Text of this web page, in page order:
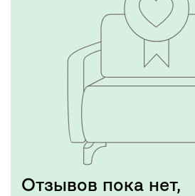
Отзывов пока нет,